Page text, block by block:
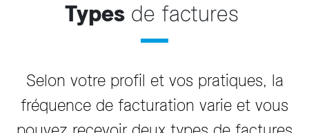
Typesde factures
Selon votre profil et vos pratiques, la
fréquence de facturation varie et vous